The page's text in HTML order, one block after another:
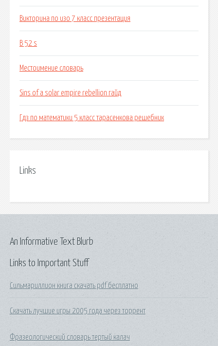
Викторина по изо 7 класс презентация
B 52 s
Местоимение словарь
Sins of a solar empire rebellion гайд
Гдз по математики 5 класс тарасенкова решебник
Links
Links to Important Stuff
Сильмариллион книга скачать pdf бесплатно
Скачать лучшие игры 2005 года через торрент
Фразеологический словарь тертый калач
An Informative Text Blurb